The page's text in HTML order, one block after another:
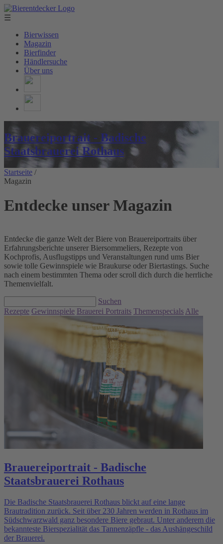
☰
Bierwissen
Magazin
Bierfinder
Händlersuche
Über uns
Brauereiportrait - Badische
Staatsbrauerei Rothaus
Startseite /
Magazin
Entdecke unser Magazin
Entdecke die ganze Welt der Biere von Brauereiportraits über
Erfahrungsberichte unserer Biersommeliers, Rezepte von
Kochprofis, Ausflugstipps und Veranstaltungen rund ums Bier
sowie tolle Gewinnspiele wie Braukurse oder Biertastings. Suche
nach einem bestimmten Thema oder scroll dich durch die herrliche
Themenvielfalt.
Suchen
Rezepte Gewinnspiele Brauerei Portraits Themenspecials Alle
Brauereiportrait - Badische
Staatsbrauerei Rothaus
Die Badische Staatsbrauerei Rothaus blickt auf eine lange
Brautradition zurück. Seit über 230 Jahren werden in Rothaus im
Südschwarzwald ganz besondere Biere gebraut. Unter anderem die
bekannteste Bierspezialität das Tannenzäpfle - das Aushängeschild
der Brauerei.